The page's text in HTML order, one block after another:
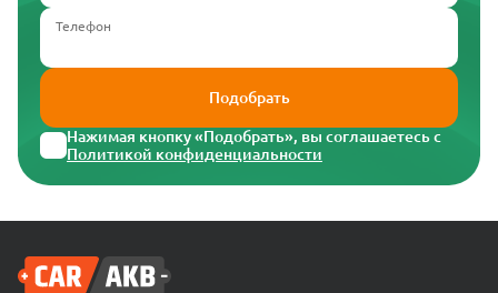
Телефон
Подобрать
Нажимая кнопку «Подобрать», вы соглашаетесь с
Политикой конфиденциальности